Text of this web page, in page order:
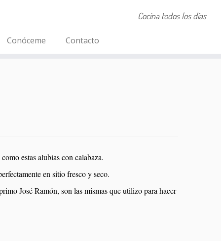
Cocina todos los días
Conóceme Contacto
estas alubias con calabaza.
en sitio fresco y seco.
José Ramón, son las mismas que utilizo para hacer